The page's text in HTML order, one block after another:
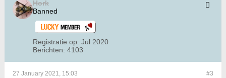
Hork
Banned
Registratie op: Jul 2020
Berichten: 4103
#3
27 January 2021, 15:03